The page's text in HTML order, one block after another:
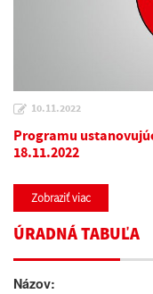
10.11.2022
Programu
18.11.2022
Zobraziť viac
ÚRADNÁ TABUĽA
Názov: